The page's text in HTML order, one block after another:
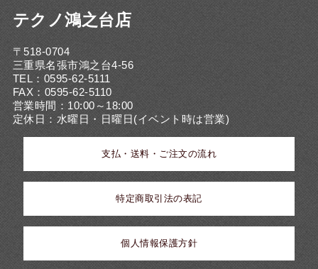
テクノ鴻之台店
〒518-0704
三重県名張市鴻之台4-56
TEL：0595-62-5111
FAX：0595-62-5110
営業時間：10:00～18:00
定休日：水曜日・日曜日(イベント時は営業)
支払・送料・ご注文の流れ
特定商取引法の表記
個人情報保護方針